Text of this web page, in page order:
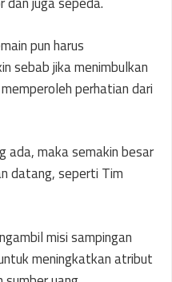
pun harus
sebab jika menimbulkan
perhatian dari
ada, maka semakin besar
datang, seperti Tim
misi sampingan
meningkatkan atribut